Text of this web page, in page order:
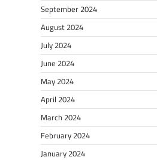
September 2024
August 2024
July 2024
June 2024
May 2024
April 2024
March 2024
February 2024
January 2024